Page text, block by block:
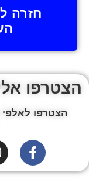
חזרה
הצטרפו
הצטרפו